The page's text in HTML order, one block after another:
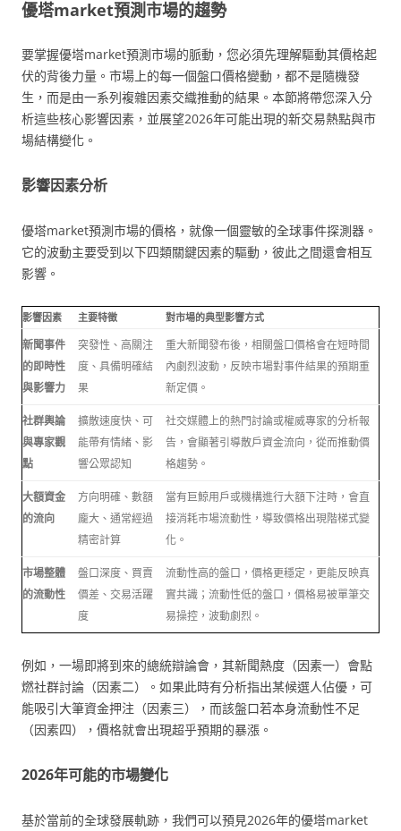
優塔market預測市場的趨勢
要掌握優塔market預測市場的脈動，您必須先理解驅動其價格起
伏的背後力量。市場上的每一個盤口價格變動，都不是隨機發
生，而是由一系列複雜因素交織推動的結果。本節將帶您深入分
析這些核心影響因素，並展望2026年可能出現的新交易熱點與市
場結構變化。
影響因素分析
優塔market預測市場的價格，就像一個靈敏的全球事件探測器。
它的波動主要受到以下四類關鍵因素的驅動，彼此之間還會相互
影響。
影響因素 主要特徵 對市場的典型影響方式
新聞事件
的即時性
與影響力
突發性、高關注
度、具備明確結
果
重大新聞發布後，相關盤口價格會在短時間
內劇烈波動，反映市場對事件結果的預期重
新定價。
社群輿論
與專家觀
點
擴散速度快、可
能帶有情緒、影
響公眾認知
社交媒體上的熱門討論或權威專家的分析報
告，會顯著引導散戶資金流向，從而推動價
格趨勢。
大額資金
的流向
方向明確、數額
龐大、通常經過
精密計算
當有巨鯨用戶或機構進行大額下注時，會直
接消耗市場流動性，導致價格出現階梯式變
化。
市場整體
的流動性
盤口深度、買賣
價差、交易活躍
度
流動性高的盤口，價格更穩定，更能反映真
實共識；流動性低的盤口，價格易被單筆交
易操控，波動劇烈。
例如，一場即將到來的總統辯論會，其新聞熱度（因素一）會點
燃社群討論（因素二）。如果此時有分析指出某候選人佔優，可
能吸引大筆資金押注（因素三），而該盤口若本身流動性不足
（因素四），價格就會出現超乎預期的暴漲。
2026年可能的市場變化
基於當前的全球發展軌跡，我們可以預見2026年的優塔market